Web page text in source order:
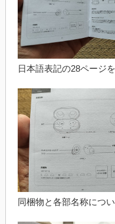
日本語表記の28ページ
同梱物と各部名称につ